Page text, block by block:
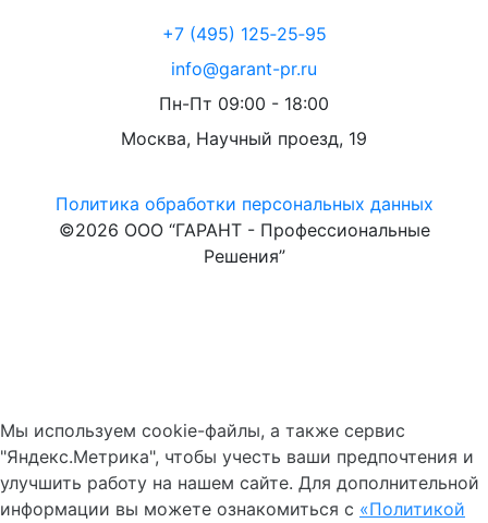
+7 (495) 125‑25‑95
info@garant-pr.ru
Пн-Пт 09:00 - 18:00
Москва, Научный проезд, 19
Политика обработки персональных данных
©2026 ООО “ГАРАНТ - Профессиональные
Решения”
Мы используем cookie-файлы, а также сервис
"Яндекс.Метрика", чтобы учесть ваши предпочтения и
улучшить работу на нашем сайте. Для дополнительной
информации вы можете ознакомиться с «Политикой